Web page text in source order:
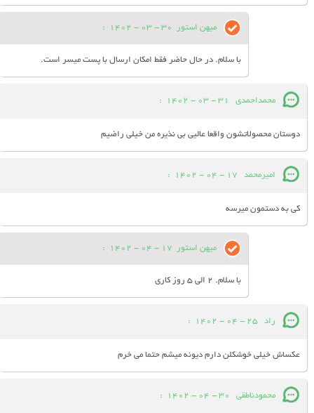
میهن استور 30 - 03 - 1402
:
با سلام. در حال حاضر فقط امکان ارسال با پست میسر است.
محمداحمدی 31 - 03 - 1402
:
دوستان محصولاتشون واقعا عالیی بی نذیره من خیلی راضیم
امیرمحمد 17 - 04 - 1402
:
کی به دستمون میرسه
میهن استور 17 - 04 - 1402
:
با سلام. 2 الی 5 روز کاری
راد 25 - 04 - 1402
:
عکساش خیلی خوشکلن دارم دیونه میشم حتما می خرم
محمودناطقی 30 - 04 - 1402
: